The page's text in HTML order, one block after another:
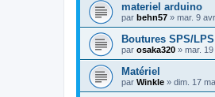
materiel arduino
par behn57 » mar. 9
Boutures SPS/LPS
par osaka320 » mar.
Matériel
par Winkle » dim. 17